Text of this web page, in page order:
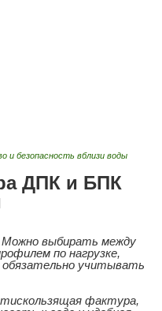
и безопасность вблизи воды
ДПК и БПК
Можно выбирать между
по нагрузке,
учитывать
фактура,